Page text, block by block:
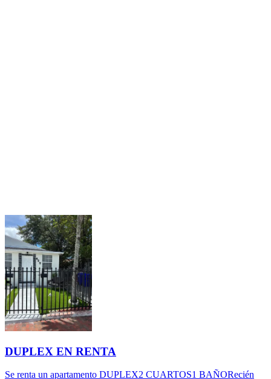
DUPLEX EN RENTA
Se renta un apartamento DUPLEX2 CUARTOS1 BAÑORecién